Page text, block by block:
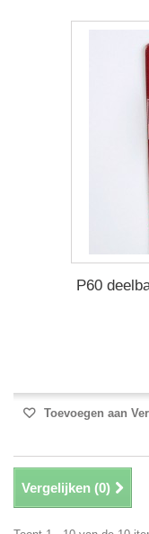
P60
Toevoegen aan
Vergelijken (0)